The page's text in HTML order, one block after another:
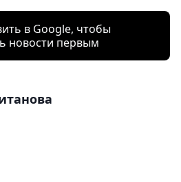
в Google, чтобы
новости первым